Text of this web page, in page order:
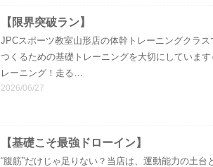
【限界突破ラン】
JPCスポーツ教室山形店の体幹トレーニングクラ
つくるための基礎トレーニングを大切にしていま
レーニング！走る…
2026/06/27
【基礎こそ最強ドローイン】
“腹筋”だけじゃ足りない？当店は、運動能力の土